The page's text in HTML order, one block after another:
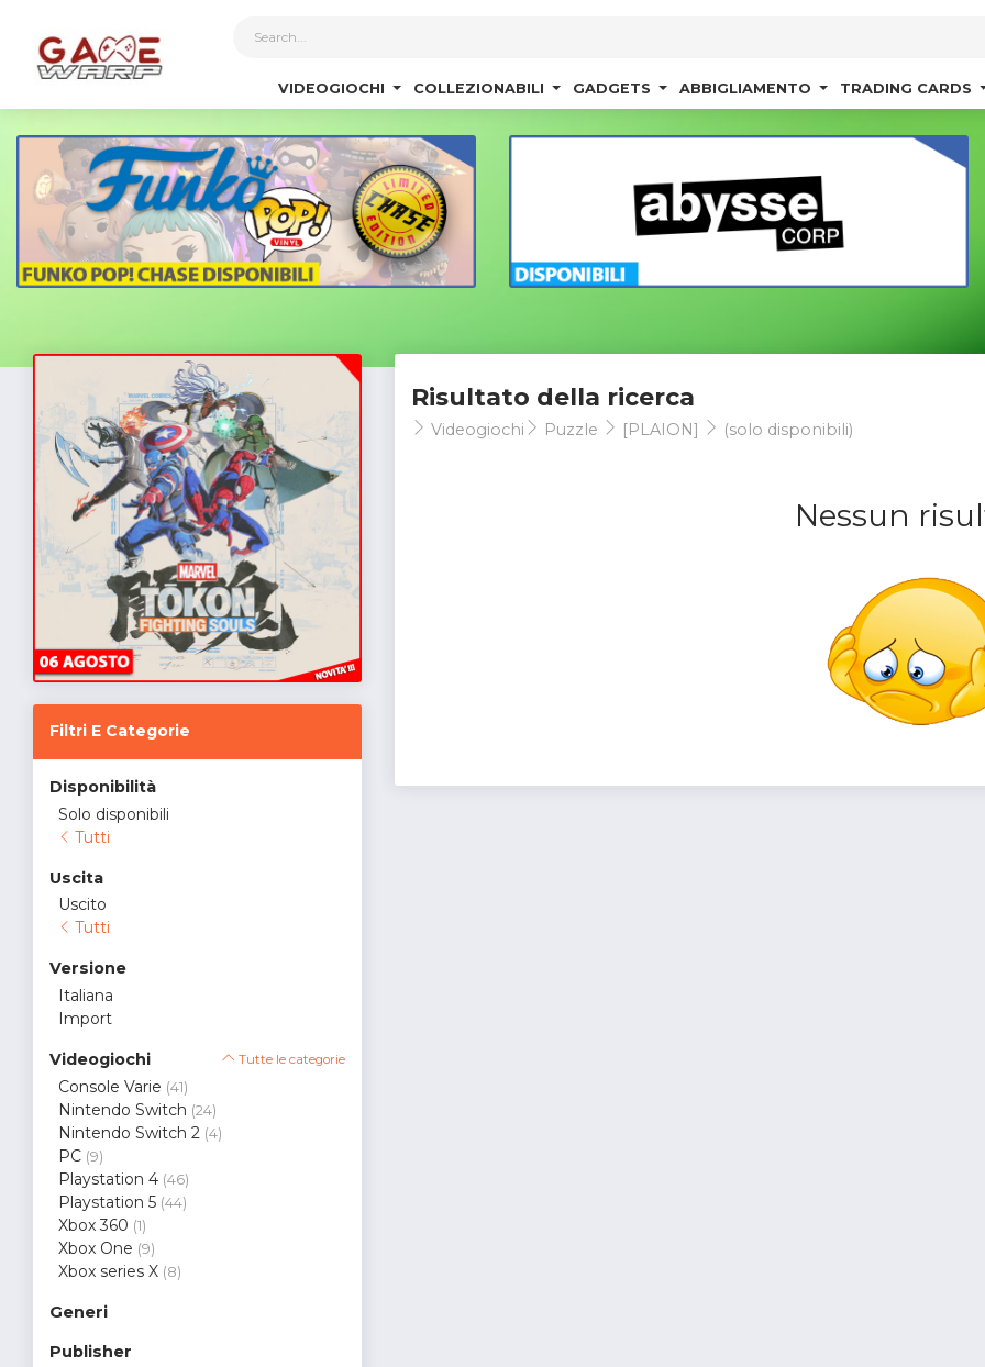
VIDEOGIOCHI COLLEZIONABILI GADGETS ABBIGLIAMENTO TRADING CARDS
Filtri E Categorie
Disponibilità
Solo disponibili
Tutti
Uscita
Uscito
Tutti
Versione
Italiana
Import
Videogiochi Tutte le categorie
Console Varie (41)
Nintendo Switch (24)
Nintendo Switch 2 (4)
PC (9)
Playstation 4 (46)
Playstation 5 (44)
Xbox 360 (1)
Xbox One (9)
Xbox series X (8)
Generi
Publisher
Risultato della ricerca
Videogiochi Puzzle [PLAION] (solo disponibili)
Nessun